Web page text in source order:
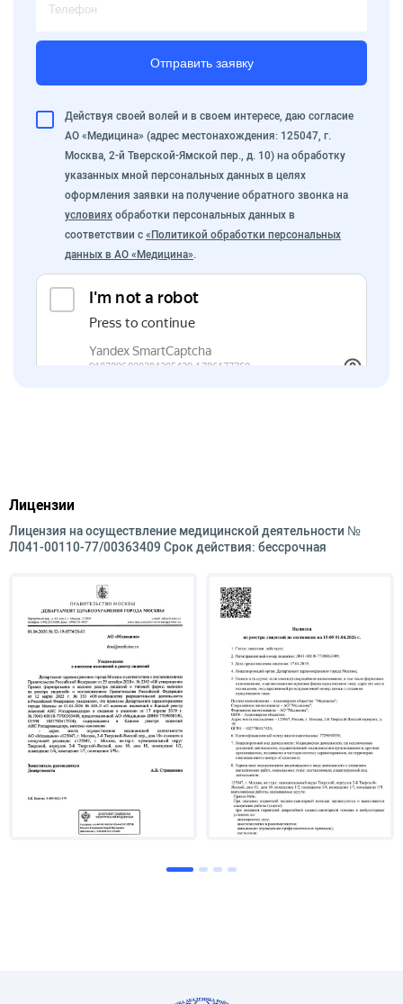
Отправить заявку
Действуя своей волей и в своем интересе, даю согласие
АО «Медицина» (адрес местонахождения: 125047, г.
Москва, 2-й Тверской-Ямской пер., д. 10) на обработку
указанных мной персональных данных в целях
оформления заявки на получение обратного звонка на
условиях обработки персональных данных в
соответствии с «Политикой обработки персональных
данных в АО «Медицина».
Лицензии
Лицензия на осуществление медицинской деятельности №
Л041-00110-77/00363409 Срок действия: бессрочная